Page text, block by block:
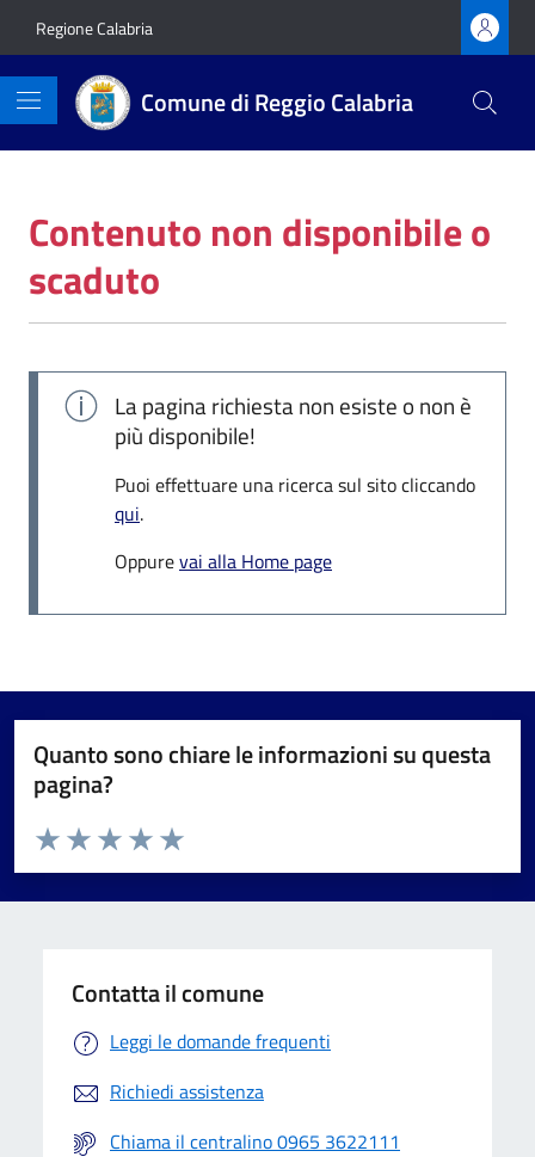
Regione Calabria
Comune di Reggio Calabria
Contenuto non disponibile o
scaduto
La pagina richiesta non esiste o non è
più disponibile!
Puoi effettuare una ricerca sul sito cliccando
qui.
Oppurevai alla Home page
Quanto sono chiare le informazioni su questa
pagina?
Valuta da 1 a 5 stelle la pagina
Valuta 5 stelle su 5
Valuta 4 stelle su 5
Valuta 3 stelle su 5
Valuta 2 stelle su 5
Valuta 1 stelle su 5
Contatta il comune
Leggi le domande frequenti
Richiedi assistenza
Chiama il centralino 0965 3622111